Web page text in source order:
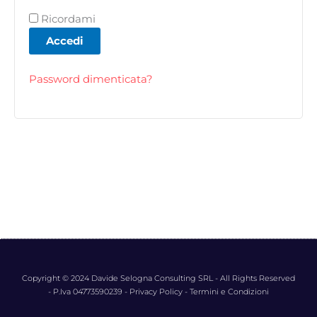
Ricordami
Accedi
Password dimenticata?
Copyright © 2024 Davide Selogna Consulting SRL - All Rights Reserved
- P.Iva 04773590239 - Privacy Policy - Termini e Condizioni